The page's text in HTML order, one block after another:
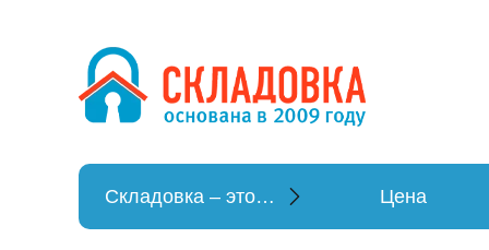
Складовка – это… Цена